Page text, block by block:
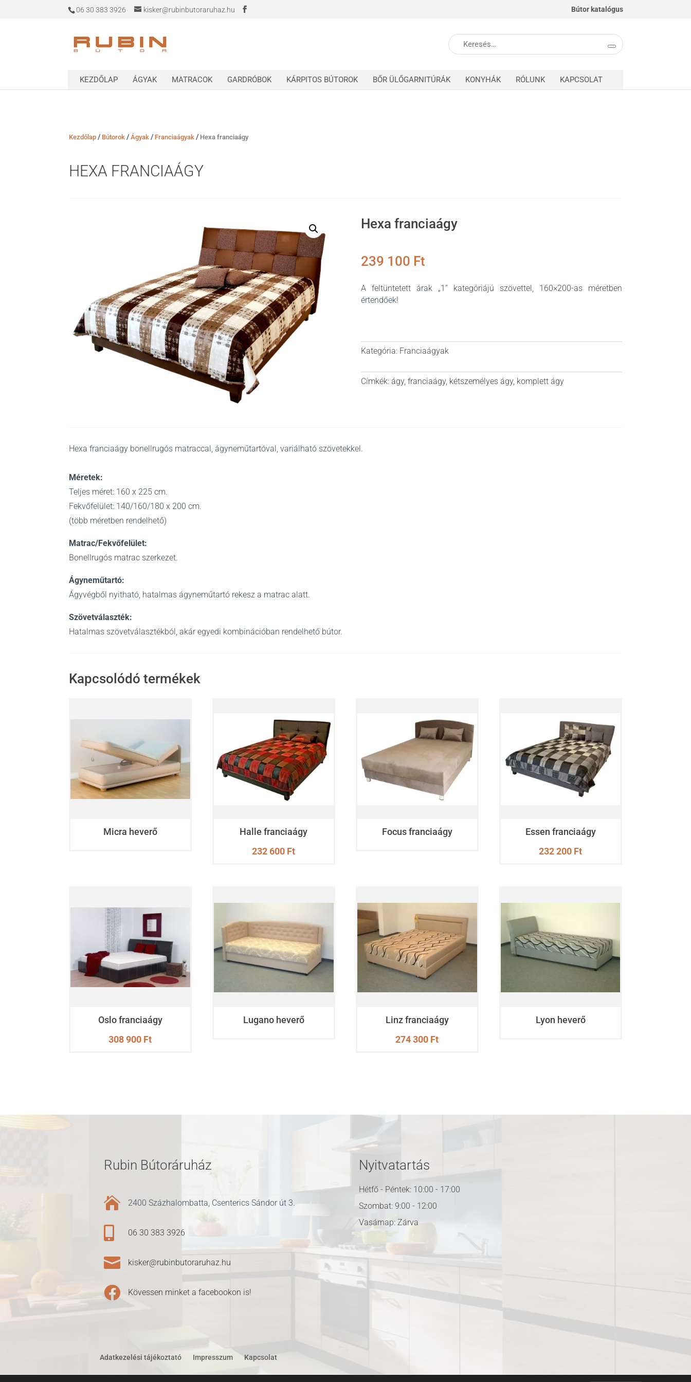
06 30 383 3926 kisker@rubinbutoraruhaz.hu Bútor katalógus
Keresés
a
KEZDŐLAP
ÁGYAK MATRACOK GARDRÓBOK KÁRPITOS BÚTOROK BŐR ÜLŐGARNITÚRÁK KONYHÁK RÓLUNK KAPCSOLAT
Kezdőlap / Bútorok /Ágyak / Franciaágyak / Hexa franciaágy
HEXA FRANCIAÁGY
Hexa franciaágy
239 100 Ft
A feltüntetett árak „1” kategóriájú szövettel, 160×200-as méretben
értendőek!
Kategória: Franciaágyak
Címkék: ágy, franciaágy, kétszemélyes ágy, komplett ágy
Hexa franciaágy bonellrugós matraccal, ágyneműtartóval, variálható szövetekkel.
Méretek:
Teljes méret: 160 x 225 cm.
Fekvőfelület: 140/160/180 x 200 cm.
(több méretben rendelhető)
Matrac/Fekvőfelület:
Bonellrugós matrac szerkezet.
Ágyneműtartó:
Ágyvégből nyitható, hatalmas ágyneműtartó rekesz a matrac alatt.
Szövetválaszték:
Hatalmas szövetválasztékból, akár egyedi kombinációban rendelhető bútor.
Kapcsolódó termékek
Micra heverő
Halle franciaágy
232 600 Ft
Focus franciaágy
Essen franciaágy
232 200 Ft
Oslo franciaágy
308 900 Ft
Lugano heverő
Linz franciaágy
274 300 Ft
Lyon heverő
Rubin Bútoráruház
 2400 Százhalombatta, Csenterics Sándor út 3.
 06 30 383 3926
 kisker@rubinbutoraruhaz.hu
 Kövessen minket a facebookon is!
Nyitvatartás
Hétfő - Péntek: 10:00 - 17:00
Szombat: 9:00 - 12:00
Vasárnap: Zárva
Adatkezelési tájékoztató Impresszum Kapcsolat